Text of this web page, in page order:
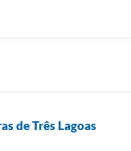
de Três Lagoas